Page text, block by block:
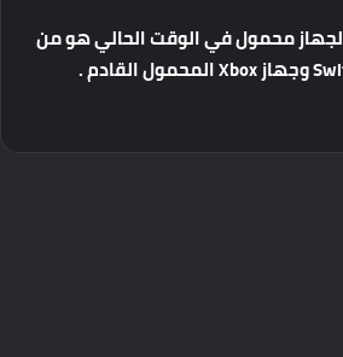
لجهازمحمولفيالوقتالحاليهومن
وجهاز المحمولالقادم.